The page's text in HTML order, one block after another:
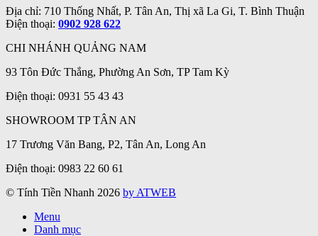
Địa chỉ: 710 Thống Nhất, P. Tân An, Thị xã La Gi, T. Bình Thuận
Điện thoại: 0902 928 622
CHI NHÁNH QUẢNG NAM
93 Tôn Đức Thắng, Phường An Sơn, TP Tam Kỳ
Điện thoại: 0931 55 43 43
SHOWROOM TP TÂN AN
17 Trương Văn Bang, P2, Tân An, Long An
Điện thoại: 0983 22 60 61
© Tính Tiền Nhanh 2026 by ATWEB
Menu
Danh mục